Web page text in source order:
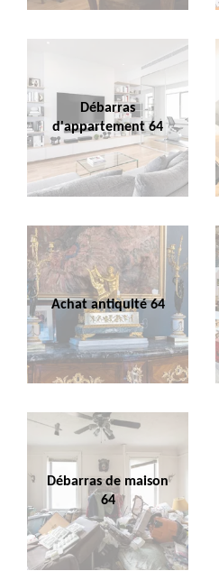
Débarras
d'appartement 64
Achat antiquité 64
Débarras de maison
64